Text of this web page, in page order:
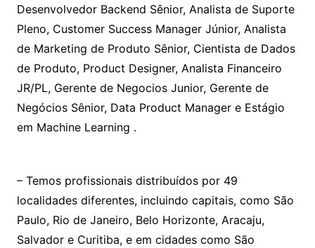
Desenvolvedor Backend Sênior, Analista de Suporte
Pleno, Customer Success Manager Júnior, Analista
de Marketing de Produto Sênior, Cientista de Dados
de Produto, Product Designer, Analista Financeiro
JR/PL, Gerente de Negocios Junior, Gerente de
Negócios Sênior, Data Product Manager e Estágio
em Machine Learning .
– Temos profissionais distribuídos por 49
localidades diferentes, incluindo capitais, como São
Paulo, Rio de Janeiro, Belo Horizonte, Aracaju,
Salvador e Curitiba, e em cidades como São